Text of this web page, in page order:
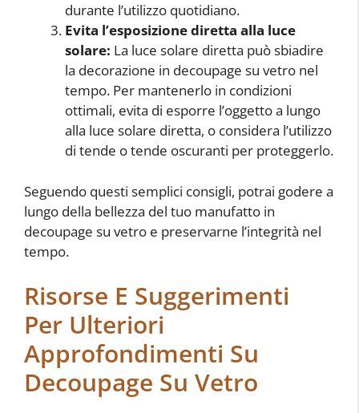
durante l’utilizzo quotidiano.
Evita l’esposizione diretta alla luce
solare: La luce solare diretta può sbiadire
la decorazione in decoupage su vetro nel
tempo. Per mantenerlo in condizioni
ottimali, evita di esporre l’oggetto a lungo
alla luce solare diretta, o considera l’utilizzo
di tende o tende oscuranti per proteggerlo.
Seguendo questi semplici consigli, potrai godere a
lungo della bellezza del tuo manufatto in
decoupage su vetro e preservarne l’integrità nel
tempo.
Risorse E Suggerimenti
Per Ulteriori
Approfondimenti Su
Decoupage Su Vetro